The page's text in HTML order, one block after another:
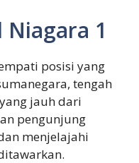
1
posisi yang
tengah
jauh dari
pengunjung
menjelajahi